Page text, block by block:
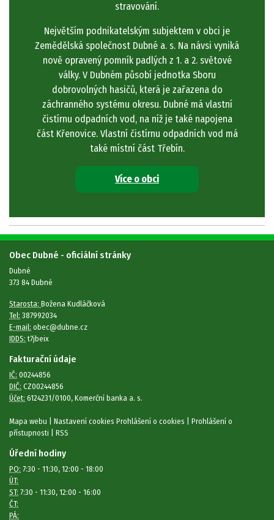
stravování.
Největším podnikatelským subjektem v obci je
Zemědělská společnost Dubné a. s. Na návsi vyniká
nově opravený pomník padlých z 1. a 2. světové
války. V Dubném působí jednotka Sboru
dobrovolných hasičů, která je zařazena do
záchranného systému okresu. Dubné má vlastní
čistírnu odpadních vod, na níž je také napojena
část Křenovice. Vlastní čistírnu odpadních vod má
také místní část Třebín.
Více o obci
Obec Dubné - oficiální stránky
Dubné
373 84 Dubné
Starosta: Božena Kudláčková
Tel: 387992034
E-mail: obec@dubne.cz
IDDS: t7jbeix
Fakturační údaje
IČ: 00244856
DIČ: CZ00244856
Účet: 6124231/0100, Komerční banka a. s.
Mapa webu Nastavení cookies Prohlášení o cookies
Prohlášení o
přístupnosti
RSS
Úřední hodiny
PO: 7:30 - 11:30, 12:00 - 18:00
ÚT:
ST: 7:30 - 11:30, 12:00 - 16:00
ČT:
PÁ: